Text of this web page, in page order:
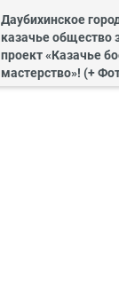
Даубихинское
казачье общество
проект «Казачье
мастерство»! (+